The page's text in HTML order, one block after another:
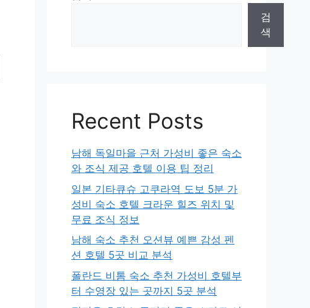
검
색
Recent Posts
남해 독일마을 근처 가성비 좋은 숙소
와 조식 제공 호텔 이용 팁 정리
일본 기타큐슈 고쿠라역 도보 5분 가
성비 숙소 호텔 크라운 힐즈 위치 및
무료 조식 정보
남해 숙소 추천 오션뷰 예쁜 감성 펜
션 호텔 5곳 비교 분석
폴란드 비톰 숙소 추천 가성비 호텔부
터 수영장 있는 곳까지 5곳 분석